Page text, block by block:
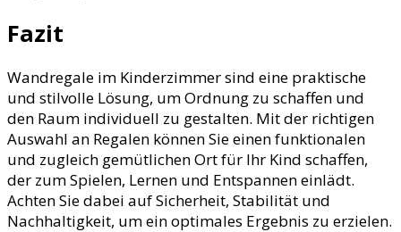
Fazit
Wandregale im Kinderzimmer sind eine praktische
und stilvolle Lösung, um Ordnung zu schaffen und
den Raum individuell zu gestalten. Mit der richtigen
Auswahl an Regalen können Sie einen funktionalen
und zugleich gemütlichen Ort für Ihr Kind schaffen,
der zum Spielen, Lernen und Entspannen einlädt.
Achten Sie dabei auf Sicherheit, Stabilität und
Nachhaltigkeit, um ein optimales Ergebnis zu erzielen.